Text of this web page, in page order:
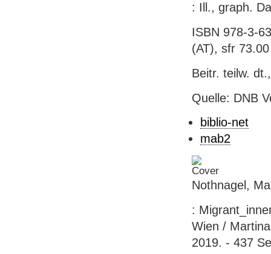
: Ill., graph.
ISBN 978-3-
(AT), sfr
Beitr. teilw.
Quelle: DNB
biblio-net
mab2
Nothnagel,
:
Wien /
2019. - 437